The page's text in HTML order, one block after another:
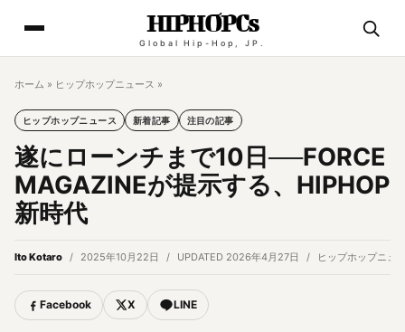
HIPHOPCs
Global Hip-Hop, JP.
ホーム » ヒップホップニュース »
ヒップホップニュース 新着記事 注目の記事
遂にローンチまで10日──FORCE
MAGAZINEが提示する、HIPHOP
新時代
Ito Kotaro 2025年10月22日 UPDATED 2026年4月27日 ヒップホップニュ
Facebook X LINE